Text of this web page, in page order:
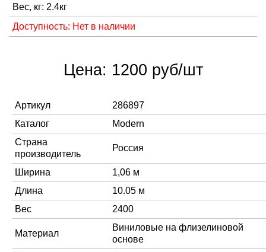
Вес, кг: 2.4кг
Доступность: Нет в наличии
Цена: 1200 руб/шт
Артикул
286897
Каталог
Modern
Страна
производитель
Россия
Ширина
1,06 м
Длина
10.05 м
Вес
2400
Материал
Виниловые на флизелиновой
основе